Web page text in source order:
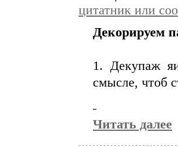
цитатник или
Декорируем
1. Декупаж
смысле, чтоб
Читать далее